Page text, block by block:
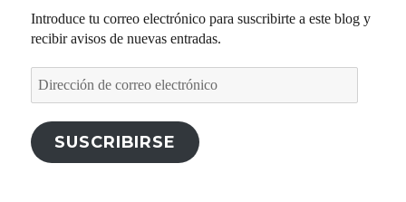
Introduce tu correo electrónico para suscribirte a este blog y
recibir avisos de nuevas entradas.
Dirección
electrónico
SUSCRIBIRSE